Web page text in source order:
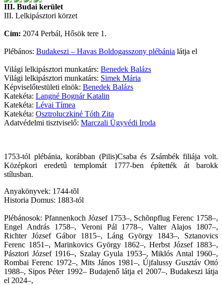
III. Budai kerület
III. Lelkipásztori körzet
Cím: 2074 Perbál, Hősök tere 1.
Plébános: Budakeszi – Havas Boldogasszony plébánia látja el
Világi lelkipásztori munkatárs: Benedek Balázs
Világi lelkipásztori munkatárs: Simek Mária
Képviselőtestületi elnök: Benedek Balázs
Katekéta: Langné Bognár Katalin
Katekéta: Lévai Tímea
Katekéta: Osztroluczkiné Tóth Zita
Adatvédelmi tisztviselő: Marczali Ügyvédi Iroda
1753-tól plébánia, korábban (Pilis)Csaba és Zsámbék filiája volt.
Középkori eredetû templomát 1777-ben építették át barokk
stílusban.
Anyakönyvek: 1744-tõl
Historia Domus: 1883-tól
Plébánosok: Pfannenkoch József 1753–, Schõnpflug Ferenc 1758–,
Engel András 1758–, Veroni Pál 1778–, Valter Alajos 1807–,
Richter József Gábor 1815–, Láng György 1843–, Sztanovics
Ferenc 1851–, Marinkovics György 1862–, Herbst József 1883–,
Pásztori József 1916–, Szalay Gyula 1953–, Miklós Antal 1960–,
Rombai Ferenc 1972–, Mits János 1981–, Újfalussy Gusztáv Ottó
1988–, Sipos Péter 1992– Budajenő látja el 2007–, Budakeszi látja
el 2024–,